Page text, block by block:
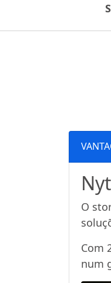
O
Com
num